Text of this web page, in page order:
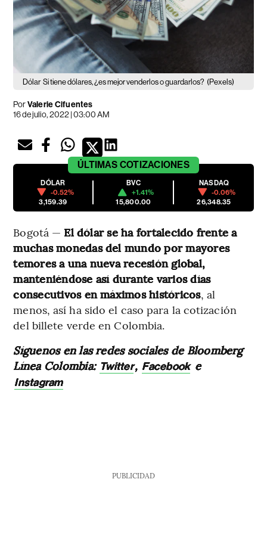
Dólar Si tiene dólares, ¿es mejor venderlos o guardarlos? (Pexels)
PorValerie Cifuentes
16 de julio, 2022 | 03:00 AM
ÚLTIMAS COTIZACIONES
DÓLAR
-0.52%
3,159.39
BVC
+1.41%
15,800.00
NASDAQ
-0.06%
26,348.35
Bogotá — El dólar se ha fortalecido frente a
muchas monedas del mundo por mayores
temores a una nueva recesión global,
manteniéndose así durante varios días
consecutivos en máximos históricos, al
menos, así ha sido el caso para la cotización
del billete verde en Colombia.
Síguenos en las redes sociales de Bloomberg
Línea Colombia: Twitter, Facebook e
Instagram
PUBLICIDAD